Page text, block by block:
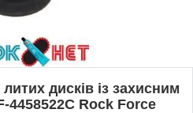
дисків із захисним
4458522C Rock Force